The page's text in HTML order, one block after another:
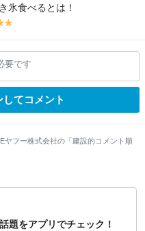
氷食べるとは！
y
lo
w
要です
してコメント
ヤフー株式会社の「建設的コメント順
題をアプリでチェック！